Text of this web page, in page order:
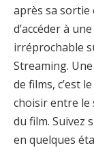
après sa sortie
d’accéder à
irréprochable
Streaming.
de films, c’est
choisir entre le
du film. Suivez
en quelques